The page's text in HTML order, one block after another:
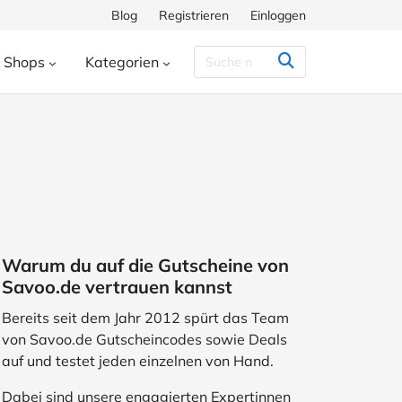
Blog Registrieren Einloggen
Shops
TUI WeightWatchers
Kategorien
Haustierbedarf
Sport Studenten
Wohnen & Garten
Warum du auf die Gutscheine von
Savoo.de vertrauen kannst
Bereits seit dem Jahr 2012 spürt das Team
von Savoo.de Gutscheincodes sowie Deals
auf und testet jeden einzelnen von Hand.
Dabei sind unsere engagierten Expertinnen